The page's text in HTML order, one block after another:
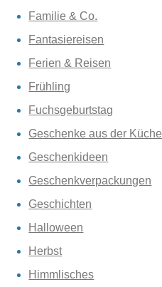
Familie & Co.
Fantasiereisen
Ferien & Reisen
Frühling
Fuchsgeburtstag
Geschenke aus der Küche
Geschenkideen
Geschenkverpackungen
Geschichten
Halloween
Herbst
Himmlisches